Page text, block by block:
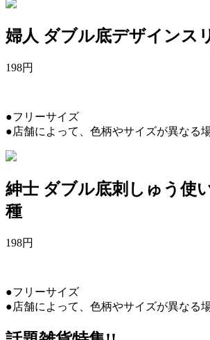
婦人 ダブル底デザインス
198円
●フリーサイズ
●店舗によって、色柄やサイズが異なる
紳士 ダブル底刺しゅう使
種
198円
●フリーサイズ
●店舗によって、色柄やサイズが異なる